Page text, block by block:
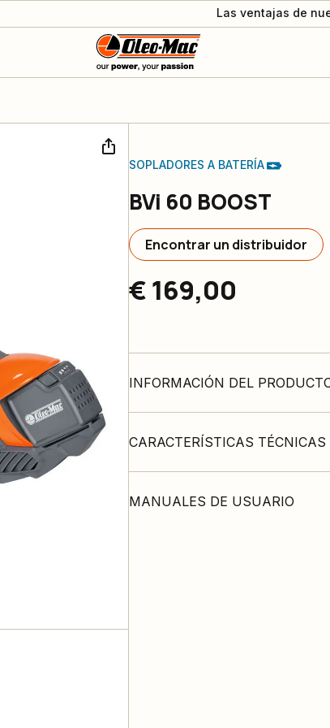
Las ventajas de
SOPLADORES A BATERÍA
BVi 60 BOOST
Encontrar un distribuidor
€ 169,00
INFORMACIÓN DEL
CARACTERÍSTICAS TÉCNICAS
MANUALES DE USUARIO